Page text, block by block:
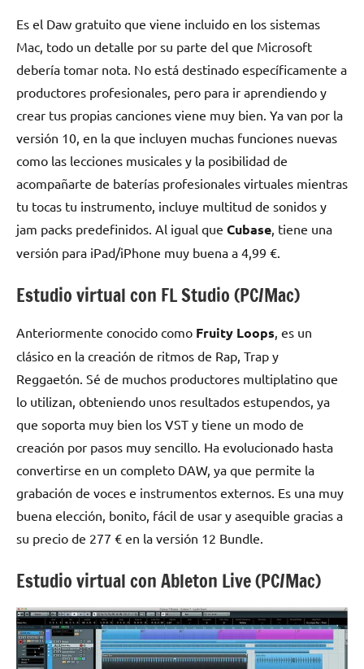
Es el Daw gratuito que viene incluido en los sistemas
Mac, todo un detalle por su parte del que Microsoft
debería tomar nota. No está destinado específicamente a
productores profesionales, pero para ir aprendiendo y
crear tus propias canciones viene muy bien. Ya van por la
versión 10, en la que incluyen muchas funciones nuevas
como las lecciones musicales y la posibilidad de
acompañarte de baterías profesionales virtuales mientras
tu tocas tu instrumento, incluye multitud de sonidos y
jam packs predefinidos. Al igual que Cubase , tiene una
versión para iPad/iPhone muy buena a 4,99 €.
Estudio virtual con FL Studio (PC/Mac)
Anteriormente conocido como Fruity Loops, es un
clásico en la creación de ritmos de Rap, Trap y
Reggaetón. Sé de muchos productores multiplatino que
lo utilizan, obteniendo unos resultados estupendos, ya
que soporta muy bien los VST y tiene un modo de
creación por pasos muy sencillo. Ha evolucionado hasta
convertirse en un completo DAW, ya que permite la
grabación de voces e instrumentos externos. Es una muy
buena elección, bonito, fácil de usar y asequible gracias a
su precio de 277 € en la versión 12 Bundle.
Estudio virtual con Ableton Live (PC/Mac)